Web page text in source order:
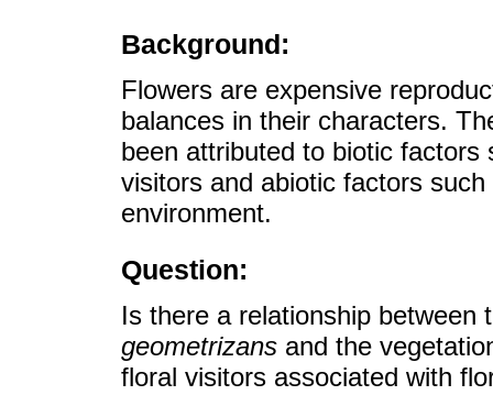
Background:
Flowers are expensive
balances in their characters.
been attributed to biotic
visitors and abiotic factors
environment.
Question:
Is there a relationship
geometrizans and the
floral visitors associated with